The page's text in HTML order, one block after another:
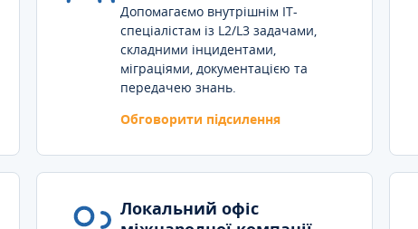
Допомагаємо внутрішнім IT-
спеціалістам із L2/L3 задачами,
складними інцидентами,
міграціями, документацією та
передачею знань.
Обговорити підсилення
Локальний офіс